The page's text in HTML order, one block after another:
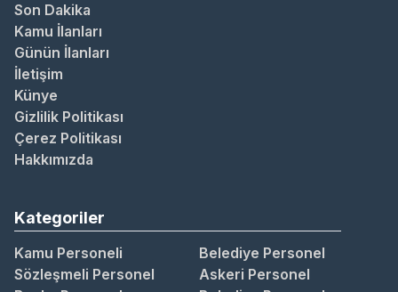
Son Dakika
Kamu İlanları
Günün İlanları
İletişim
Künye
Gizlilik Politikası
Çerez Politikası
Hakkımızda
Kategoriler
Kamu Personeli
Belediye Personel
Sözleşmeli Personel
Askeri Personel